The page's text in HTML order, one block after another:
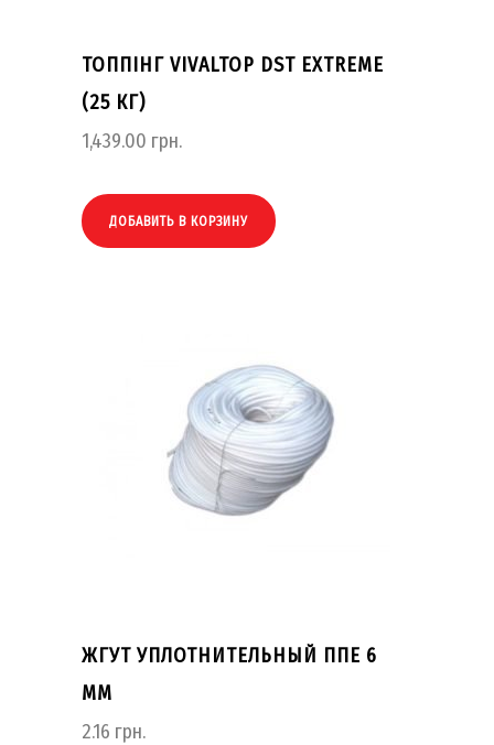
ТОППІНГ VIVALTOP DST EXTREME
(25 КГ)
1,439.00 грн.
ДОБАВИТЬ В КОРЗИНУ
ЖГУТ УПЛОТНИТЕЛЬНЫЙ ППЕ 6
ММ
2.16 грн.